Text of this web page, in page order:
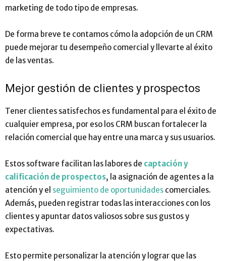
marketing de todo tipo de empresas.
De forma breve te contamos cómo la adopción de un CRM
puede mejorar tu desempeño comercial y llevarte al éxito
de las ventas.
Mejor gestión de clientes y prospectos
Tener clientes satisfechos es fundamental para el éxito de
cualquier empresa, por eso los CRM buscan fortalecer la
relación comercial que hay entre una marca y sus usuarios.
Estos software facilitan las labores de captación y
calificación de prospectos, la asignación de agentes a la
atención y el seguimiento de oportunidades comerciales.
Además, pueden registrar todas las interacciones con los
clientes y apuntar datos valiosos sobre sus gustos y
expectativas.
Esto permite personalizar la atención y lograr que las